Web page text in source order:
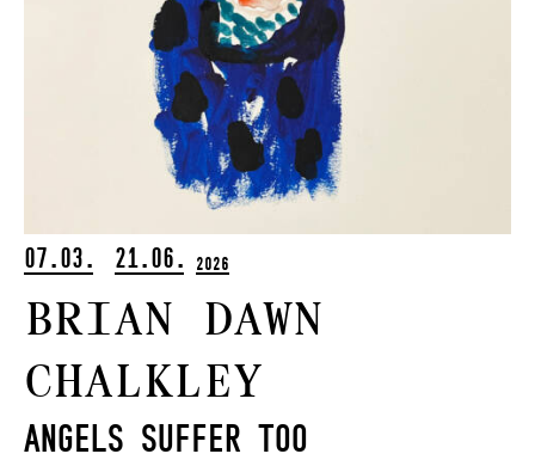
07.03. 21.06. 2026
Brian Dawn
Chalkley
Angels Suffer Too